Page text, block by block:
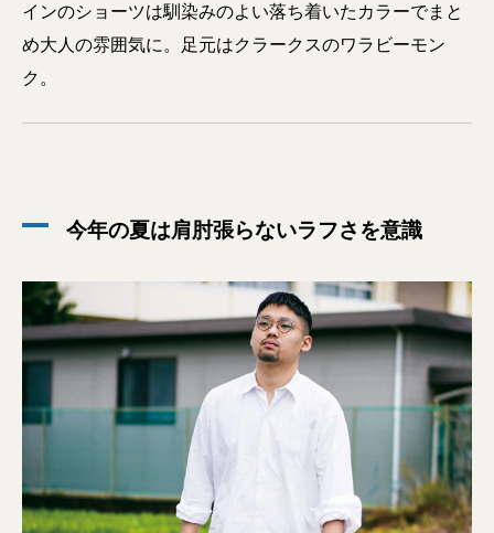
インのショーツは馴染みのよい落ち着いたカラーでまと
め大人の雰囲気に。足元はクラークスのワラビーモン
ク。
今年の夏は肩肘張らないラフさを意識